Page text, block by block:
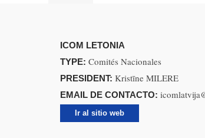
ICOM LETONIA
TYPE: Comités Nacionales
PRESIDENT: Kristīne MILERE
EMAIL DE CONTACTO:
Ir al sitio web